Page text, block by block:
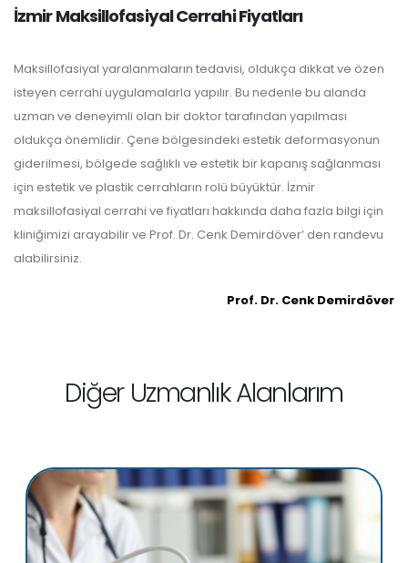
İzmir Maksillofasiyal Cerrahi Fiyatları
Maksillofasiyal yaralanmaların tedavisi, oldukça dikkat ve özen
isteyen cerrahi uygulamalarla yapılır. Bu nedenle bu alanda
uzman ve deneyimli olan bir doktor tarafından yapılması
oldukça önemlidir. Çene bölgesindeki estetik deformasyonun
giderilmesi, bölgede sağlıklı ve estetik bir kapanış sağlanması
için estetik ve plastik cerrahların rolü büyüktür. İzmir
maksillofasiyal cerrahi ve fiyatları hakkında daha fazla bilgi için
kliniğimizi arayabilir ve Prof. Dr. Cenk Demirdöver’ den randevu
alabilirsiniz.
Prof. Dr. Cenk Demirdöver
Diğer Uzmanlık Alanlarım